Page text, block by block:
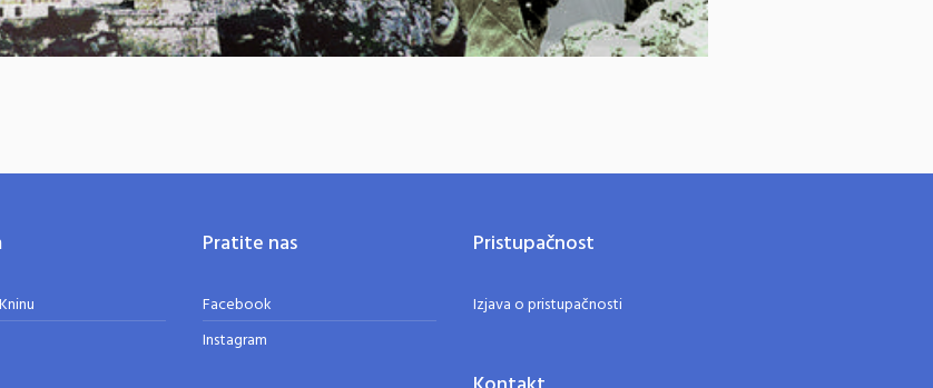
Pratite nas
Facebook
Instagram
Pristupačnost
Izjava o pristupačnosti